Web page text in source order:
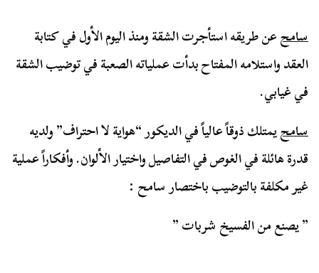
سامحعن طريقه استأجرت الشقة ومنذ اليوم الأول في كتابة
العقد واستلامه المفتاح بدأت عملياته الصعبة في توضيب الشقة
في غيابي.
سامحيمتلك ذوقاً عالياً في الديكور “هواية لا احتراف” ولديه
قدرة هائلة في الغوص في التفاصيل واختيار الألوان. وأفكاراً عملية
غير مكلفة بالتوضيب باختصار سامح :
” يصنع من الفسيخ شربات ”